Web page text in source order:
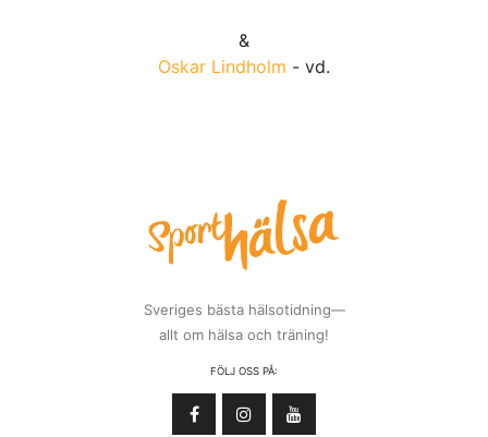
&
Oskar Lindholm - vd.
Sveriges bästa hälsotidning—
allt om hälsa och träning!
FÖLJ OSS PÅ: